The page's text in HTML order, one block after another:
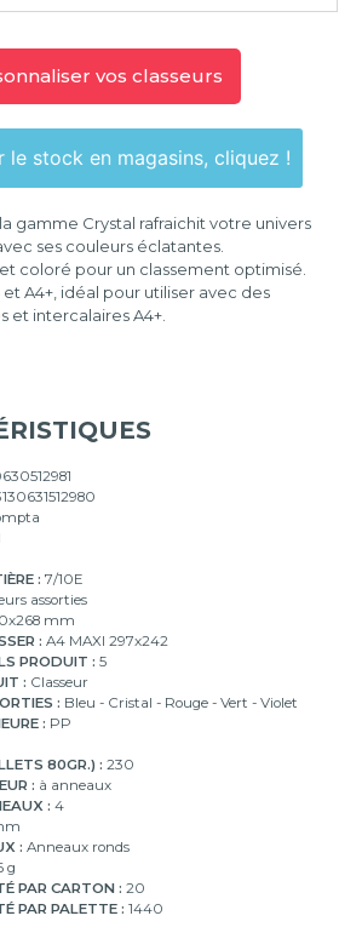
vos classeurs
Pour vérifier le stock en magasins, cliquez !
gamme Crystal rafraichit votre univers
ses couleurs éclatantes.
coloré pour un classement optimisé.
A4+, idéal pour utiliser avec des
intercalaires A4+.
: 7/10E
assorties
mm
: A4 MAXI 297x242
PRODUIT : 5
: Classeur
: Bleu - Cristal - Rouge - Vert - Violet
: PP
80GR.) : 230
: à anneaux
: 4
: Anneaux ronds
g
PAR CARTON : 20
PAR PALETTE : 1440